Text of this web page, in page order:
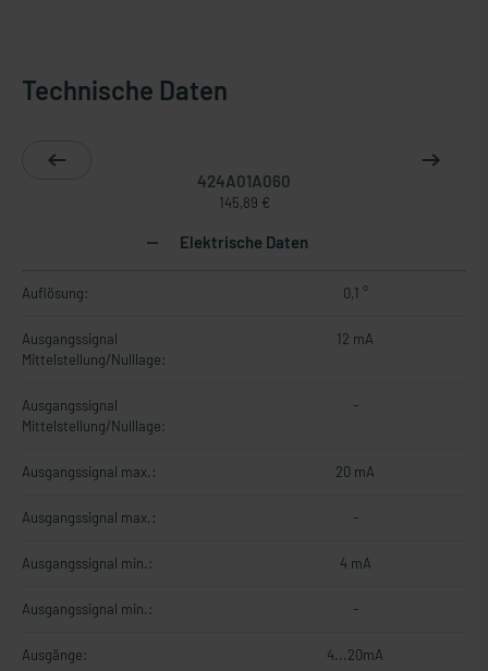
Technische Daten
424A01A060
145,89 €
Elektrische Daten
Auflösung: 0,1 °
Ausgangssignal
Mittelstellung/Nulllage:
12 mA
Ausgangssignal
Mittelstellung/Nulllage:
-
Ausgangssignal max.: 20 mA
Ausgangssignal max.: -
Ausgangssignal min.: 4 mA
Ausgangssignal min.: -
Ausgänge: 4...20mA